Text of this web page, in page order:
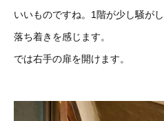
いいものですね。1階が少し騒が
落ち着きを感じます。
では右手の扉を開けます。